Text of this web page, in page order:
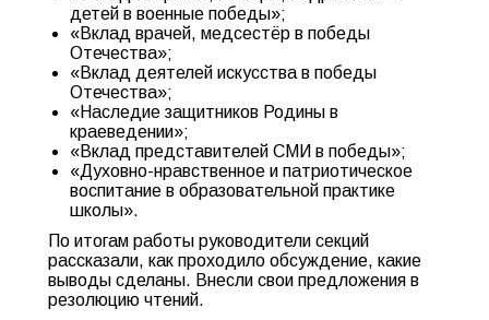
детей в военные победы»;
«Вклад врачей, медсестёр в победы
Отечества»;
«Вклад деятелей искусства в победы
Отечества»;
«Наследие защитников Родины в
краеведении»;
«Вклад представителей СМИ в победы»;
«Духовно-нравственное и патриотическое
воспитание в образовательной практике
школы».
По итогам работы руководители секций
рассказали, как проходило обсуждение, какие
выводы сделаны. Внесли свои предложения в
резолюцию чтений.